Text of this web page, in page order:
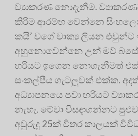
ව්‍යාකරණ නොදැනීම.
කිරීම ආරම්භ වෙන්නෙ
කයි’ වගේ වාක්‍ය ලියන එවුන්ට
අහුනොවෙන්නෙ උන් මව් බසේ
හරියට ඉගෙන නොගැනීමත්
සංකල්පීය ගැටලුවක් එක්ක. අදත්
අධ්‍යාපනයෙ පවා හරියට
නැහැ. මේවා විසඳාගන්නට
අවුරුදු 25ක් විතර කාලයක්